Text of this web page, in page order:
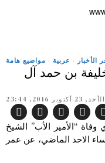
الأخبار · عربية · مواضيع هامة
بن حمد آل
الأحد, 23 أكتوبر 2016, 23:44
وفاة “الأمير الأب” الشيخ
الاحد الماضي، عن عمر